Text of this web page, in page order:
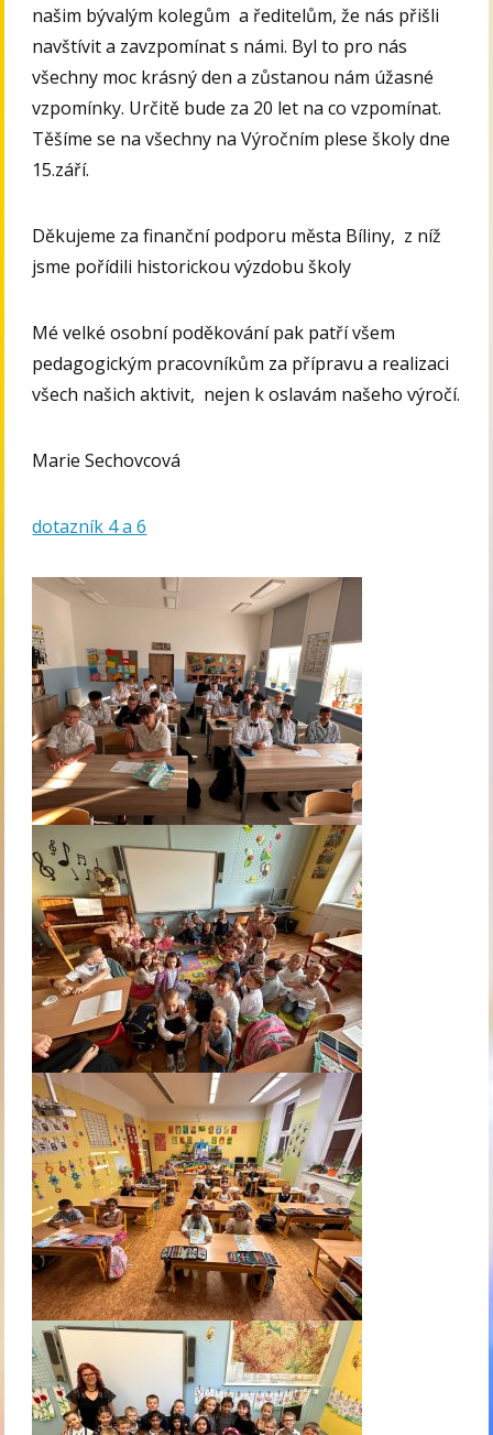
našim bývalým kolegům a ředitelům, že nás přišli
navštívit a zavzpomínat s námi. Byl to pro nás
všechny moc krásný den a zůstanou nám úžasné
vzpomínky. Určitě bude za 20 let na co vzpomínat.
Těšíme se na všechny na Výročním plese školy dne
15.září.
Děkujeme za finanční podporu města Bíliny, z níž
jsme pořídili historickou výzdobu školy
Mé velké osobní poděkování pak patří všem
pedagogickým pracovníkům za přípravu a realizaci
všech našich aktivit, nejen k oslavám našeho výročí.
Marie Sechovcová
dotazník 4 a 6